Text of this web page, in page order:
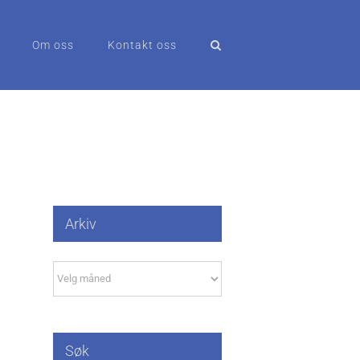
Om oss Kontakt oss
Arkiv
Arkiv
Søk